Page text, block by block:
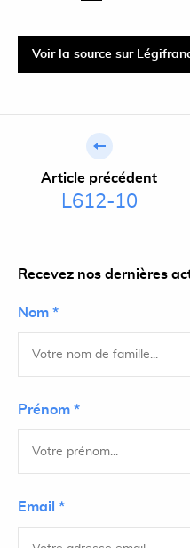
Voir la source sur
Article précédent
L612-10
Recevez nos dernières
Nom *
Prénom *
Email *